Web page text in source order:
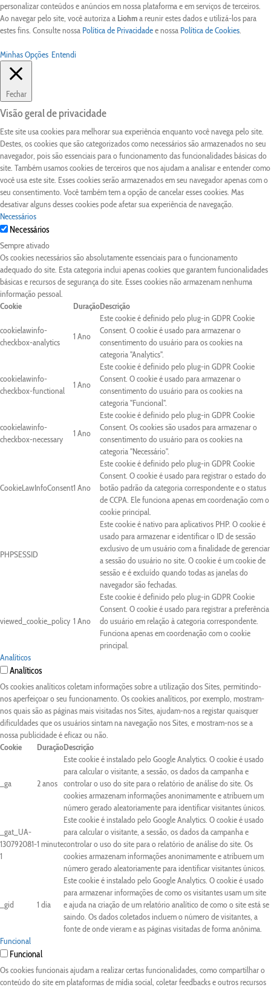
personalizar conteúdos e anúncios em nossa plataforma e em serviços de terceiros.
Ao navegar pelo site, você autoriza a Liohma reunir estes dados e utilizá-los para
estes fins. Consulte nossa Política de Privacidadee nossa Política de Cookies.
Minhas Opções Entendi
Fechar
Visão geral de privacidade
Este site usa cookies para melhorar sua experiência enquanto você navega pelo site.
Destes, os cookies que são categorizados como necessários são armazenados no seu
navegador, pois são essenciais para o funcionamento das funcionalidades básicas do
site. Também usamos cookies de terceiros que nos ajudam a analisar e entender como
você usa este site. Esses cookies serão armazenados em seu navegador apenas com o
seu consentimento. Você também tem a opção de cancelar esses cookies. Mas
desativar alguns desses cookies pode afetar sua experiência de navegação.
Necessários
Necessários
Sempre ativado
Os cookies necessários são absolutamente essenciais para o funcionamento
adequado do site. Esta categoria inclui apenas cookies que garantem funcionalidades
básicas e recursos de segurança do site. Esses cookies não armazenam nenhuma
informação pessoal.
Cookie
DuraçãoDescrição
cookielawinfo-
checkbox-analytics
1 Ano
Este cookie é definido pelo plug-in GDPR Cookie
Consent. O cookie é usado para armazenar o
consentimento do usuário para os cookies na
categoria "Analytics".
cookielawinfo-
checkbox-functional
1 Ano
Este cookie é definido pelo plug-in GDPR Cookie
Consent. O cookie é usado para armazenar o
consentimento do usuário para os cookies na
categoria "Funcional".
cookielawinfo-
checkbox-necessary
1 Ano
Este cookie é definido pelo plug-in GDPR Cookie
Consent. Os cookies são usados para armazenar o
consentimento do usuário para os cookies na
categoria "Necessário".
CookieLawInfoConsent1 Ano
Este cookie é definido pelo plug-in GDPR Cookie
Consent. O cookie é usado para registrar o estado do
botão padrão da categoria correspondente e o status
de CCPA. Ele funciona apenas em coordenação com o
cookie principal.
PHPSESSID
Este cookie é nativo para aplicativos PHP. O cookie é
usado para armazenar e identificar o ID de sessão
exclusivo de um usuário com a finalidade de gerenciar
a sessão do usuário no site. O cookie é um cookie de
sessão e é excluído quando todas as janelas do
navegador são fechadas.
viewed_cookie_policy 1 Ano
Este cookie é definido pelo plug-in GDPR Cookie
Consent. O cookie é usado para registrar a preferência
do usuário em relação à categoria correspondente.
Funciona apenas em coordenação com o cookie
principal.
Analíticos
Analíticos
Os cookies analíticos coletam informações sobre a utilização dos Sites, permitindo-
nos aperfeiçoar o seu funcionamento. Os cookies analíticos, por exemplo, mostram-
nos quais são as páginas mais visitadas nos Sites, ajudam-nos a registar quaisquer
dificuldades que os usuários sintam na navegação nos Sites, e mostram-nos se a
nossa publicidade é eficaz ou não.
Cookie
DuraçãoDescrição
_ga 2 anos
Este cookie é instalado pelo Google Analytics. O cookie é usado
para calcular o visitante, a sessão, os dados da campanha e
controlar o uso do site para o relatório de análise do site. Os
cookies armazenam informações anonimamente e atribuem um
número gerado aleatoriamente para identificar visitantes únicos.
_gat_UA-
130792081-
1
1 minute
Este cookie é instalado pelo Google Analytics. O cookie é usado
para calcular o visitante, a sessão, os dados da campanha e
controlar o uso do site para o relatório de análise do site. Os
cookies armazenam informações anonimamente e atribuem um
número gerado aleatoriamente para identificar visitantes únicos.
_gid 1 dia
Este cookie é instalado pelo Google Analytics. O cookie é usado
para armazenar informações de como os visitantes usam um site
e ajuda na criação de um relatório analítico de como o site está se
saindo. Os dados coletados incluem o número de visitantes, a
fonte de onde vieram e as páginas visitadas de forma anônima.
Funcional
Funcional
Os cookies funcionais ajudam a realizar certas funcionalidades, como compartilhar o
conteúdo do site em plataformas de mídia social, coletar feedbacks e outros recursos